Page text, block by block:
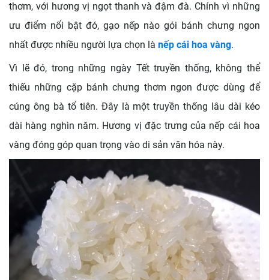
thơm, với hương vị ngọt thanh và đậm đà. Chính vì những
ưu điểm nổi bật đó, gạo nếp nào gói bánh chưng ngon
nhất được nhiều người lựa chọn là nếp cái hoa vàng.
Vì lẽ đó, trong những ngày Tết truyền thống, không thể
thiếu những cặp bánh chưng thơm ngon được dùng để
cúng ông bà tổ tiên. Đây là một truyền thống lâu dài kéo
dài hàng nghìn năm. Hương vị đặc trưng của nếp cái hoa
vàng đóng góp quan trọng vào di sản văn hóa này.